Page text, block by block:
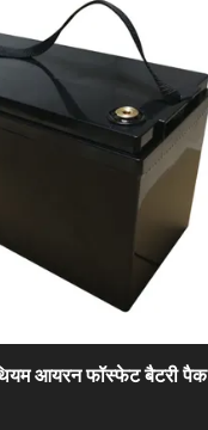
आयरन फॉस्फेट बैटरी पैक